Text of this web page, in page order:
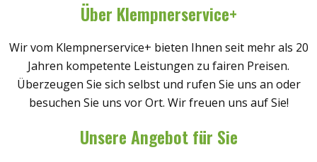
Über Klempnerservice+
Wir vom Klempnerservice+ bieten Ihnen seit mehr als 20
Jahren kompetente Leistungen zu fairen Preisen.
Überzeugen Sie sich selbst und rufen Sie uns an oder
besuchen Sie uns vor Ort. Wir freuen uns auf Sie!
Unsere Angebot für Sie